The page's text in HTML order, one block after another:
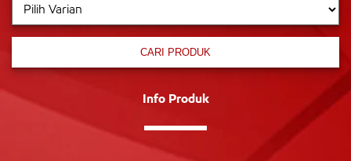
CARI PRODUK
Info Produk